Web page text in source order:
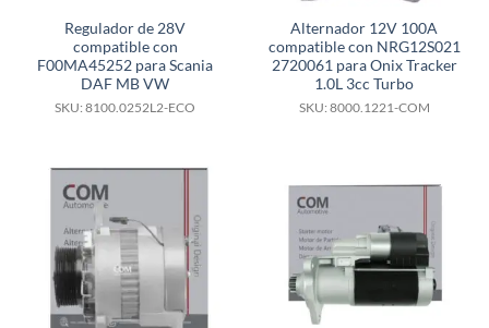
Regulador de 28V
compatible con
F00MA45252 para Scania
DAF MB VW
SKU: 8100.0252L2-ECO
Alternador 12V 100A
compatible con NRG12S021
2720061 para Onix Tracker
1.0L 3cc Turbo
SKU: 8000.1221-COM